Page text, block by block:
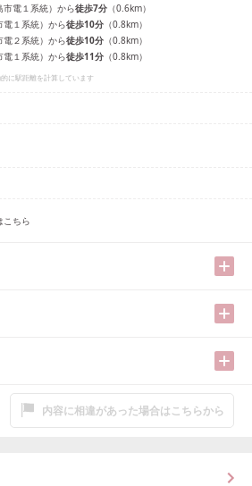
市電１系統） から徒歩7分 （0.6km）
電１系統） から徒歩10分 （0.8km）
電２系統） から徒歩10分 （0.8km）
電１系統） から徒歩11分 （0.8km）
に駅距離を計算しています
こちら
内容に相違があった場合はこちらから